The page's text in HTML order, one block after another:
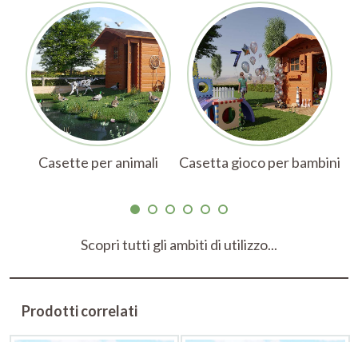
Casette per animali Casetta gioco per bambini
Scopri tutti gli ambiti di utilizzo...
Prodotti correlati